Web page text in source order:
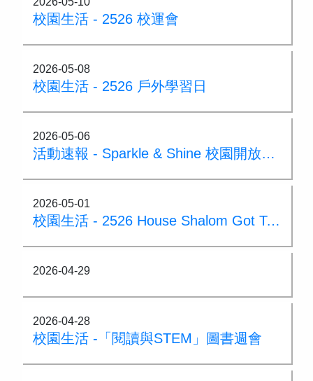
校園生活 - 2526 校運會
2026-05-08
校園生活 - 2526 戶外學習日
2026-05-06
活動速報 - Sparkle & Shine 校園開放日 2026
2026-05-01
校園生活 - 2526 House Shalom Got Talent
2026-04-29
2026-04-28
校園生活 -「閱讀與STEM」圖書週會